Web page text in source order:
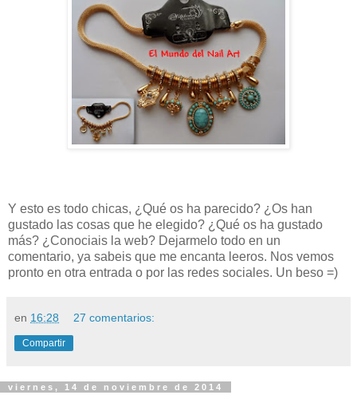
Y esto es todo chicas, ¿Qué os ha parecido? ¿Os han
gustado las cosas que he elegido? ¿Qué os ha gustado
más? ¿Conociais la web? Dejarmelo todo en un
comentario, ya sabeis que me encanta leeros. Nos vemos
pronto en otra entrada o por las redes sociales. Un beso =)
en 16:28 27 comentarios:
Compartir
viernes, 14 de noviembre de 2014